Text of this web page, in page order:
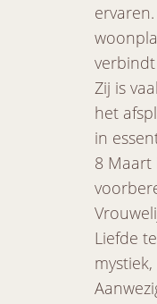
Zij is
het
in
8 Maart
Liefde